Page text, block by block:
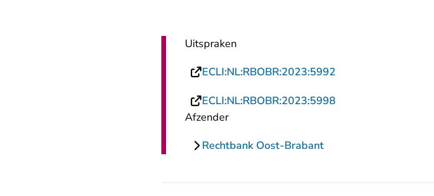
Uitspraken
ECLI:NL:RBOBR:2023:5992
ECLI:NL:RBOBR:2023:5998
Afzender
Rechtbank Oost-Brabant